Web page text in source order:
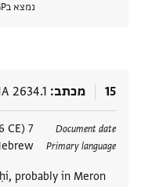
נמצא בPGP מאז
15 מכתב 2634.1
Document date
7 Av 5656 Anno Mundi (17 July 1896 CE)
Primary language
probably in Meron
תגים